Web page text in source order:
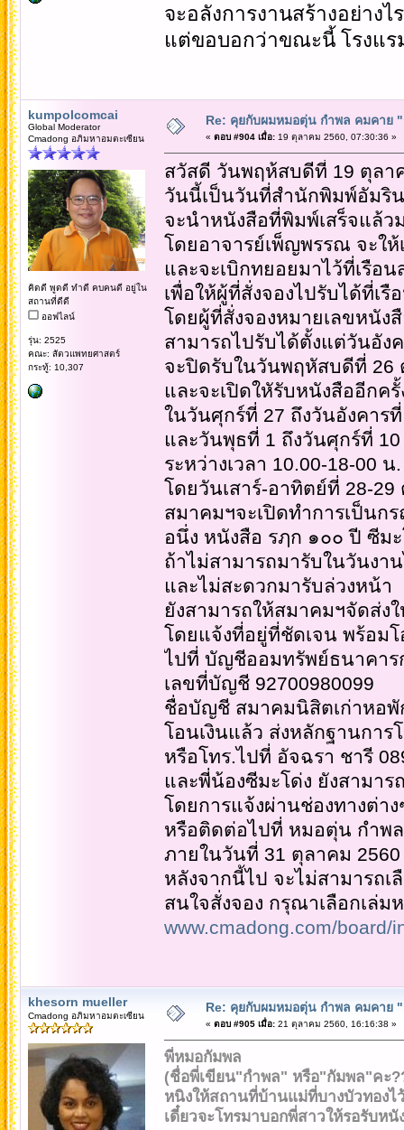
จะอลังการงานสร้างอย่าง
แต่ขอบอกว่าขณะนี้ โรงแร
kumpolcomcai
Global Moderator
Cmadong อภิมหาอมตะเซียน
คิดดี พูดดี ทำดี คบคนดี อยู่ใน
สถานที่ดีดี
ออฟไลน์
รุ่น: 2525
คณะ: สัตวแพทยศาสตร์
กระทู้: 10,307
Re: คุยกับผมหมอตุ่น กำพล คมคาย
« ตอบ #904 เมื่อ:19 ตุลาคม 2560, 07:30:36 »
สวัสดี วันพฤห้สบดีที่ 19 ตุลา
วันนี้เป็นวันที่สำนักพิมพ์อัมริ
จะนำหนังสือที่พิมพ์เสร็จแล้
โดยอาจารย์เพ็ญพรรณ จะใ
และจะเบิกทยอยมาไว้ที่เรือ
เพื่อให้ผู้ที่สั่งจองไปรับได้ที่เรื
โดยผู้ที่สั่งจองหมายเลขหนั
สามารถไปรับได้ตั้งแต่วันอัง
จะปิดรับในวันพฤหัสบดีที่ 26
และจะเปิดใหัรับหนังสืออีกครั้
ในวันศุกร์ที่ 27 ถึงวันอังคาร
และวันพุธที่ 1 ถึงวันศุกร์ที่
ระหว่างเวลา 10.00-18-00 น.
โดยวันเสาร์-อาทิตย์ที่ 28-
สมาคมฯจะเปิดทำการเป็นก
อนึ่ง หนังสือ รฦก ๑๐๐ ปี ซีม
ถ้าไม่สามารถมารับในวันงา
และไม่สะดวกมารับล่วงหน้า
ยังสามารถให้สมาคมฯจัดส่ง
โดยแจ้งที่อยู่ที่ชัดเจน พร้อม
ไปที่ บัญชีออมทรัพย์ธนาคาร
เลขที่บัญชี 92700980099
ชื่อบัญชี สมาคมนิสิตเก่าหอ
โอนเงินแล้ว ส่งหลักฐานการ
หรือโทร.ไปที่ อัจฉรา ชารี
และพี่น้องซีมะโด่ง ยังสามาร
โดยการแจ้งผ่านช่องทางต่า
หรือติดต่อไปที่ หมอตุ่น กำพ
ภายในวันที่ 31 ตุลาคม
หลังจากนี้ไป จะไม่สามารถเ
สนใจสั่งจอง กรุณาเลือกเล่ม
www.cmadong.com/board/
khesorn mueller
Cmadong อภิมหาอมตะเซียน
Re: คุยกับผมหมอตุ่น กำพล คมคาย
« ตอบ #905 เมื่อ:21 ตุลาคม 2560, 16:16:38 »
พี่หมอกัมพล
(ชื่อพี่เขียน"กำพล" หรือ"กัมพล"คะ
หนิงให้สถานที่บ้านแม่ที่บางบัวทองไ
เดี๋ยวจะโทรมาบอกพี่สาวให้รอรับหนั